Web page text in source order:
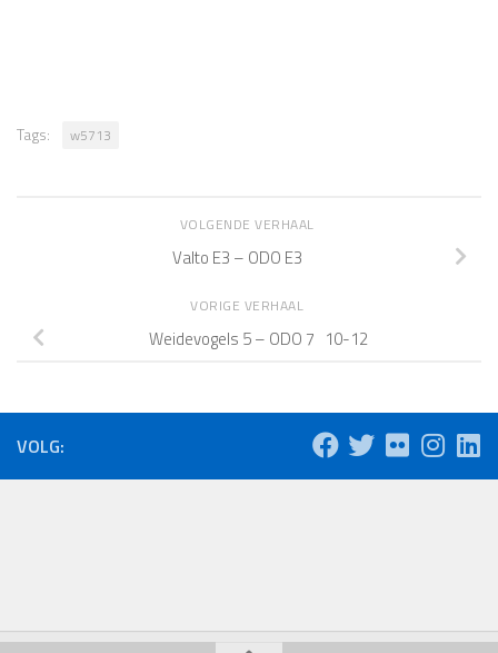
Tags: w5713
VOLGENDE VERHAAL
Valto E3 – ODO E3
VORIGE VERHAAL
Weidevogels 5 – ODO 7 10-12
VOLG: